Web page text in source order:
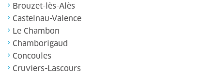
Brouzet-lès-Alès
Castelnau-Valence
Le Chambon
Chamborigaud
Concoules
Cruviers-Lascours